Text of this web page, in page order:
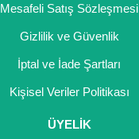
Mesafeli Satış Sözleşmesi
Gizlilik ve Güvenlik
İptal ve İade Şartları
Kişisel Veriler Politikası
ÜYELİK